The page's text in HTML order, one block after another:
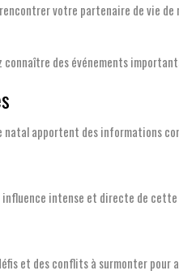
votre partenaire de vie
des événements
apportent des informations
intense et directe de
et des conflits à surmonter